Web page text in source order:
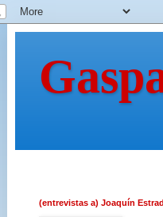
(entrevistas a) Joaquín